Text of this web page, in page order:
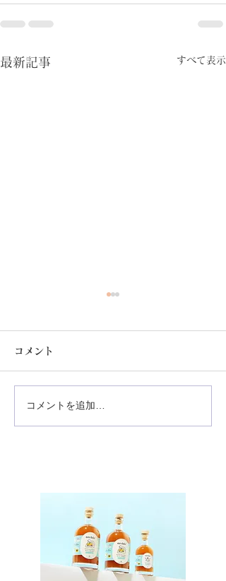
最新記事 すべて表示
archie（アルシー）
コメント
コメントを追加…